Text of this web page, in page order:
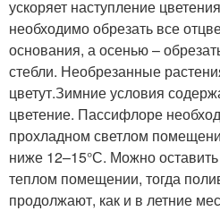
ускоряет наступление
необходимо обрезать все
основания, а осенью –
стебли. Необрезанные
цветут.Зимние условия
цветение. Пассифлоре
прохладном светлом
ниже 12–15°С. Можно
теплом помещении, тогда
продолжают, как и в летние